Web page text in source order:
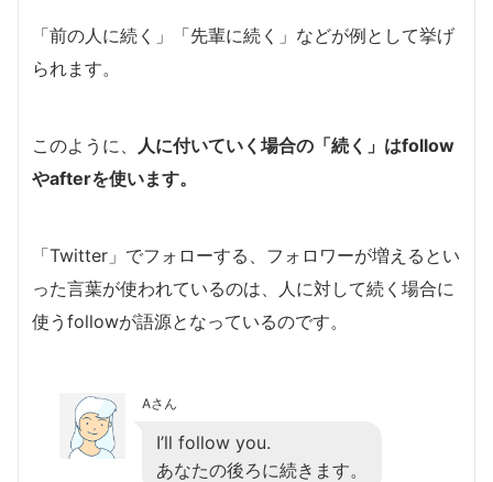
「前の人に続く」「先輩に続く」などが例として挙げ
られます。
このように、
人に付いていく場合の「続く」はfollow
やafterを使います。
「Twitter」でフォローする、フォロワーが増えるとい
った言葉が使われているのは、人に対して続く場合に
使うfollowが語源となっているのです。
Aさん
I’ll follow you.
あなたの後ろに続きます。